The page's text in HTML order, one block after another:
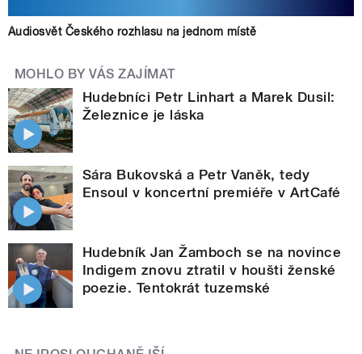
Audiosvět Českého rozhlasu na jednom místě
MOHLO BY VÁS ZAJÍMAT
Hudebníci Petr Linhart a Marek Dusil:
Železnice je láska
Sára Bukovská a Petr Vaněk, tedy
Ensoul v koncertní premiéře v ArtCafé
Hudebník Jan Žamboch se na novince
Indigem znovu ztratil v houšti ženské
poezie. Tentokrát tuzemské